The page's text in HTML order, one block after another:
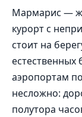
Мармарис —
курорт с
стоит на
естественных
аэропортам
несложно:
полутора